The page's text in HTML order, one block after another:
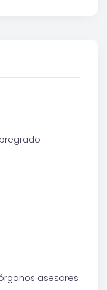
asesores